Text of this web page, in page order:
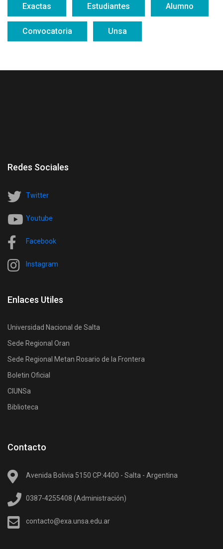
Exactas Estudiantes Alumno
Convocatoria Unsa
Redes Sociales
Twitter
Youtube
Facebook
Instagram
Enlaces Utiles
Universidad Nacional de Salta
Sede Regional Oran
Sede Regional Metan Rosario de la Frontera
Boletin Oficial
CIUNSa
Biblioteca
Contacto
Avenida Bolivia 5150 CP:4400 - Salta - Argentina
0387-4255408 (Administración)
contacto@exa.unsa.edu.ar